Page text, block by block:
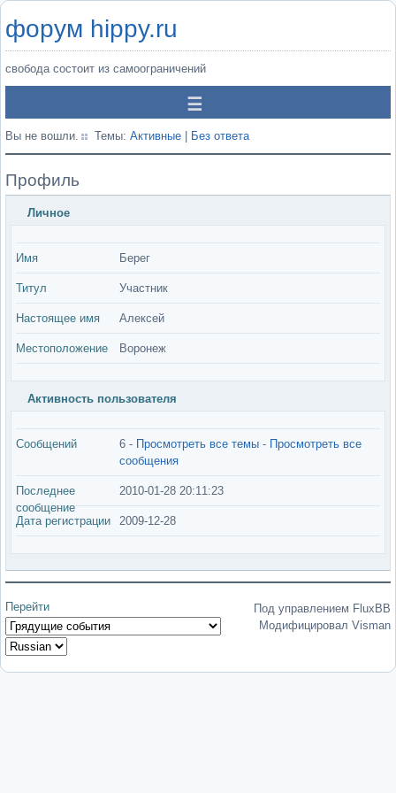
форум hippy.ru
свобода состоит из самоограничений
Вы не вошли. Темы: Активные Без ответа
Профиль
Личное
Имя Берег
Титул Участник
Настоящее имя Алексей
Местоположение Воронеж
Активность пользователя
Сообщений 6 - Просмотреть все темы - Просмотреть все
сообщения
Последнее
сообщение
2010-01-28 20:11:23
Дата регистрации 2009-12-28
Перейти
Под управлением FluxBB
Модифицировал Visman